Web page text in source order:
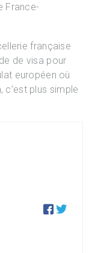
France-
française
de visa pour
européen où
c’est plus simple

